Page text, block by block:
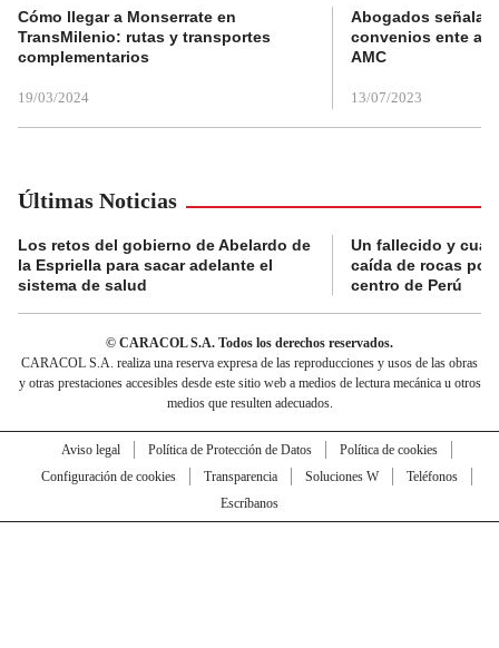
Cómo llegar a Monserrate en
TransMilenio: rutas y transportes
complementarios
19/03/2024
Abogados
convenios ente
AMC
13/07/2023
Últimas Noticias
Los retos del gobierno de Abelardo de
la Espriella para sacar adelante el
sistema de salud
Un fallecido y
caída de rocas por
centro de Perú
© CARACOL S.A. Todos los derechos reservados.
CARACOL S.A. realiza una reserva expresa de las reproducciones y usos de las obras
y otras prestaciones accesibles desde este sitio web a medios de lectura mecánica u otros
medios que resulten adecuados.
Aviso legal Política de Protección de Datos
Política de cookies
Configuración de cookies
Transparencia Soluciones W
Teléfonos
Escríbanos